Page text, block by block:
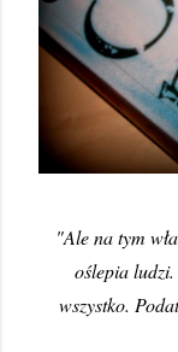
"Ale na tym
oślepia
wszystko.